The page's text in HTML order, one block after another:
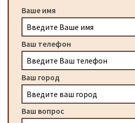
Ваше имя
Ваш телефон
Ваш город
Ваш вопрос